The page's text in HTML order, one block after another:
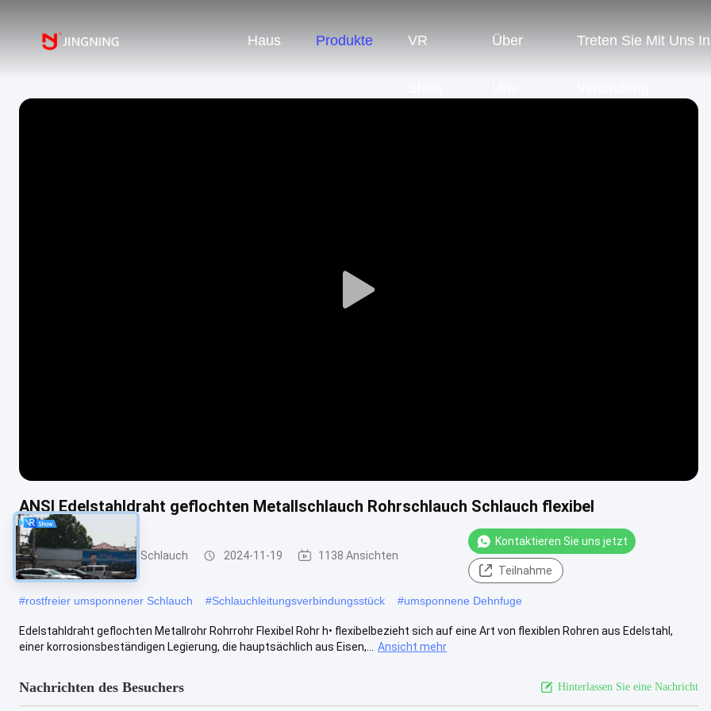
Haus Produkte VR Über Treten Sie Mit Uns In
Play
ANSI Edelstahldraht geflochten Metallschlauch Rohrschlauch Schlauch flexibel
Metallumsponnener Schlauch 2024-11-19 1138 Ansichten
Kontaktieren Sie uns jetzt
Teilnahme
#rostfreier umsponnener Schlauch #Schlauchleitungsverbindungsstück #umsponnene Dehnfuge
Edelstahldraht geflochten Metallrohr Rohrrohr Flexibel Rohr h• flexibelbezieht sich auf eine Art von flexiblen Rohren aus Edelstahl,
einer korrosionsbeständigen Legierung, die hauptsächlich aus Eisen,...
Ansicht mehr
Nachrichten des Besuchers Hinterlassen Sie eine Nachricht